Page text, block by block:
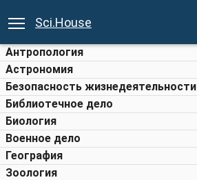
Sci.House
Антропология
Астрономия
Безопасность жизнедеятельности
Библиотечное дело
Биология
Военное дело
География
Зоология